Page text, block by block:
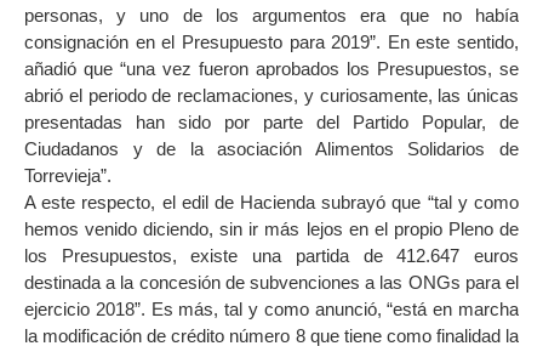
personas, y uno de los argumentos era que no había
consignación en el Presupuesto para 2019”. En este sentido,
añadió que “una vez fueron aprobados los Presupuestos, se
abrió el periodo de reclamaciones, y curiosamente, las únicas
presentadas han sido por parte del Partido Popular, de
Ciudadanos y de la asociación Alimentos Solidarios de
Torrevieja”.
A este respecto, el edil de Hacienda subrayó que “tal y como
hemos venido diciendo, sin ir más lejos en el propio Pleno de
los Presupuestos, existe una partida de 412.647 euros
destinada a la concesión de subvenciones a las ONGs para el
ejercicio 2018”. Es más, tal y como anunció, “está en marcha
la modificación de crédito número 8 que tiene como finalidad la